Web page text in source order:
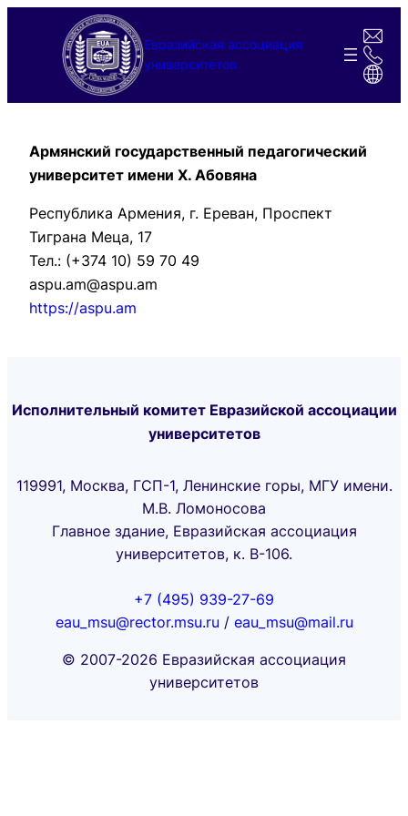
содержимому
Евразийская ассоциация
университетов
Армянский государственный педагогический
университет имени Х. Абовяна
Республика Армения, г. Ереван, Проспект
Тиграна Меца, 17
Тел.: (+374 10) 59 70 49
aspu.am@aspu.am
https://aspu.am
Исполнительный комитет Евразийской ассоциации
университетов
119991, Москва, ГСП-1, Ленинские горы, МГУ имени.
М.В. Ломоносова
Главное здание, Евразийская ассоциация
университетов, к. В-106.
+7 (495) 939-27-69
eau_msu@rector.msu.ru / eau_msu@mail.ru
© 2007-2026 Евразийская ассоциация
университетов